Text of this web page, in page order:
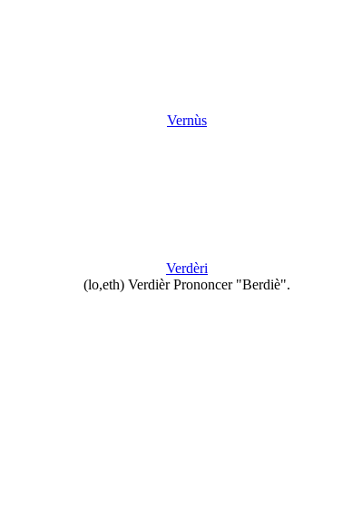
Vernùs
Verdèri
(lo,eth) Verdièr Prononcer "Berdiè".